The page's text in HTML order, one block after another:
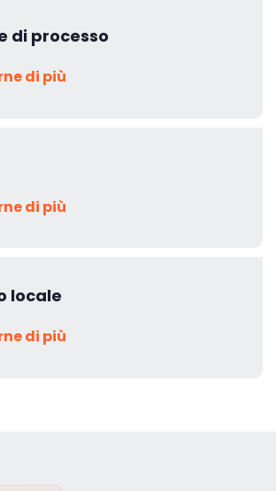
di processo
di più
di più
locale
di più